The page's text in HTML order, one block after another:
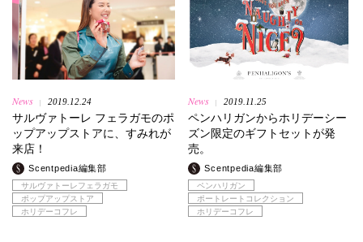
News 2019.12.24
サルヴァトーレ フェラガモのポ
ップアップストアに、すみれが
来店！
Scentpedia編集部
サルヴァトーレフェラガモ
ポップアップストア
ホリデーコフレ
News 2019.11.25
ペンハリガンからホリデーシー
ズン限定のギフトセットが発
売。
Scentpedia編集部
ペンハリガン
ポートレートコレクション
ホリデーコフレ